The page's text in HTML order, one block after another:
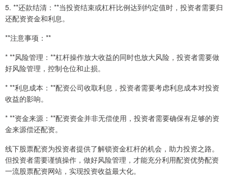
5. **还款结清：**当投资结束或杠杆比例达到约定值时，投资者需要归
还配资资金和利息。
**注意事项：**
* **风险管理：**杠杆操作放大收益的同时也放大风险，投资者需要做
好风险管理，控制仓位和止损。
* **利息成本：**配资公司收取利息，投资者需要考虑利息成本对投资
收益的影响。
* **资金来源：**配资资金并非无偿使用，投资者需要确保有足够的资
金来源偿还配资。
线下股票配资为投资者提供了解锁资金杠杆的机会，助力投资之路。
但投资者需要谨慎操作，做好风险管理，才能充分利用配资优势配资
一流股票配资网站，实现投资收益最大化。